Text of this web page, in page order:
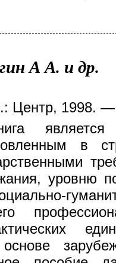
А А. и др.
Центр, 1998. —
в
уровню